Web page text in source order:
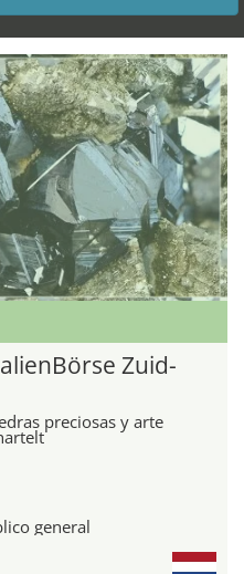
Zuid-
preciosas y arte
general